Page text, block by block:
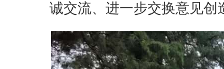
诚交流、进一步交换意见创